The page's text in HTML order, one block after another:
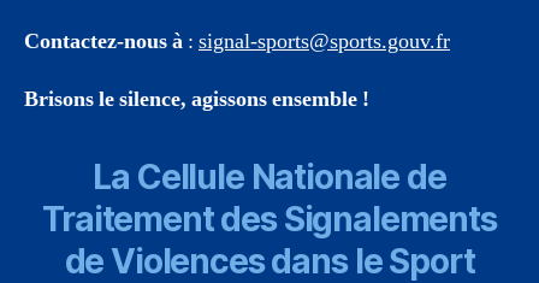
Contactez-nous à : signal-sports@sports.gouv.fr
Brisons le silence, agissons ensemble !
La Cellule Nationale de
Traitement des Signalements
de Violences dans le Sport